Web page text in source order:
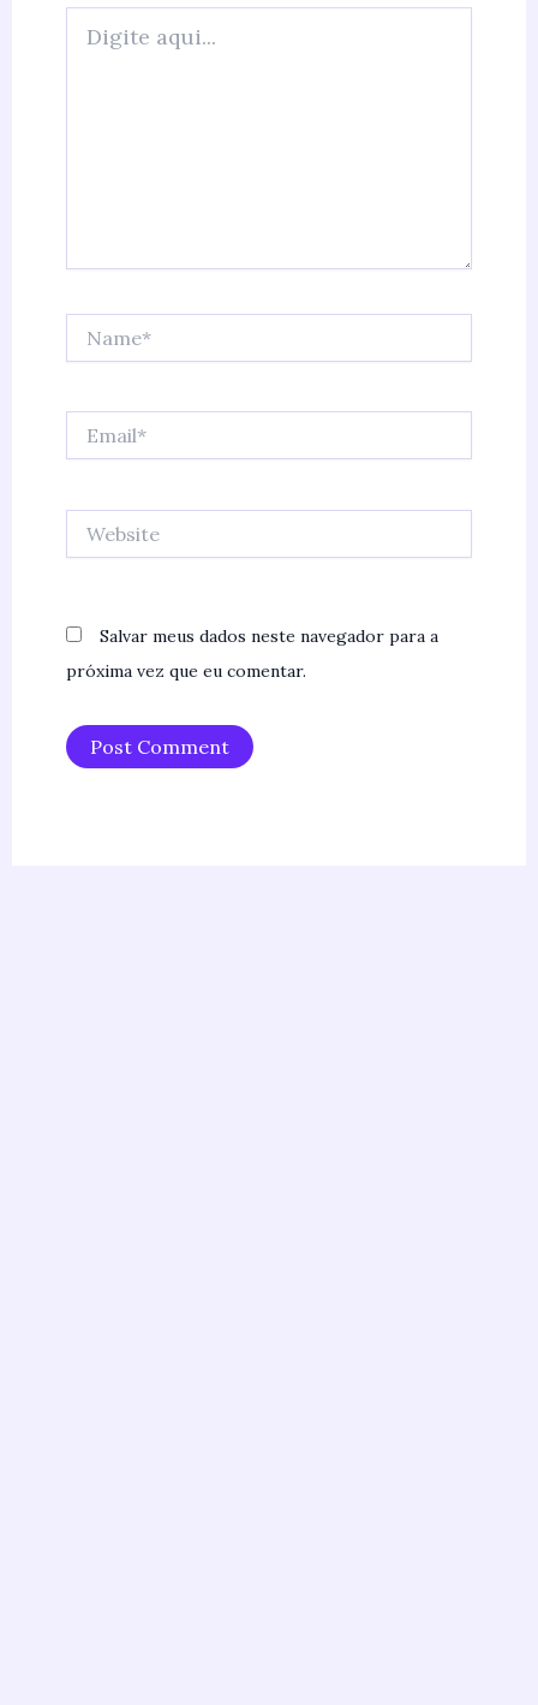
aqui...
Salvar meus dados neste navegador para a
próxima vez que eu comentar.